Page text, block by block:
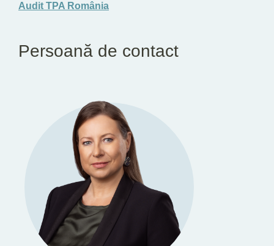
Audit TPA România
Persoană de contact